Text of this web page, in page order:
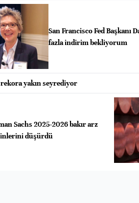
San Francisco Fed Başkanı
fazla indirim bekliyorum
yakın seyrediyor
Sachs 2025-2026 bakır arz
düşürdü